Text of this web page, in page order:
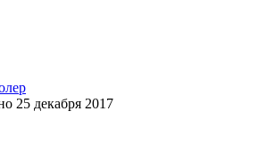
25 декабря 2017